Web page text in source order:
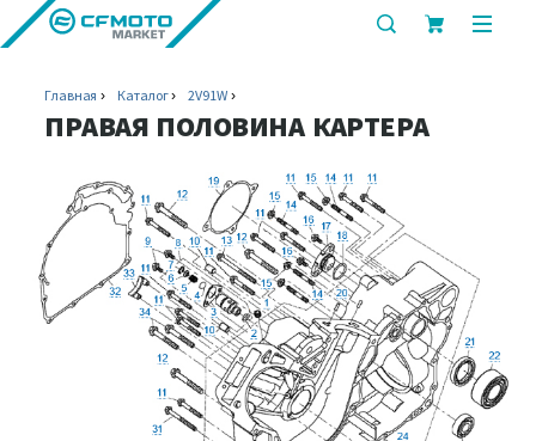
показать
поиска
Главная Каталог 2V91W
ПРАВАЯ ПОЛОВИНА КАРТЕРА